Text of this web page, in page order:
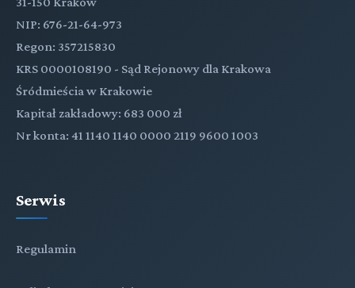
NIP: 676-21-64-973
Regon: 357215830
KRS 0000108190 - Sąd Rejonowy dla Krakowa
Śródmieścia w Krakowie
Kapitał zakładowy: 683 000 zł
Nr konta: 41 1140 1140 0000 2119 9600 1003
Serwis
Regulamin